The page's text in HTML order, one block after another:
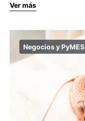
Ver más
Negocios y PyMES